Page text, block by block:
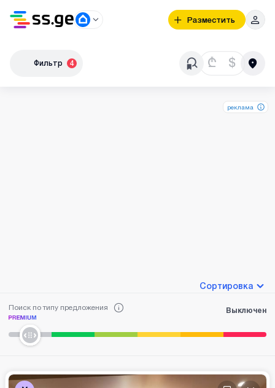
Разместить
Фильтр 4 ₾ $
реклама
Сортировка
Поиск по типу предложения Выключен